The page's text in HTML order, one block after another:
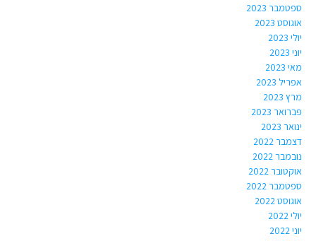
ספטמבר 2023
אוגוסט 2023
יולי 2023
יוני 2023
מאי 2023
אפריל 2023
מרץ 2023
פברואר 2023
ינואר 2023
דצמבר 2022
נובמבר 2022
אוקטובר 2022
ספטמבר 2022
אוגוסט 2022
יולי 2022
יוני 2022